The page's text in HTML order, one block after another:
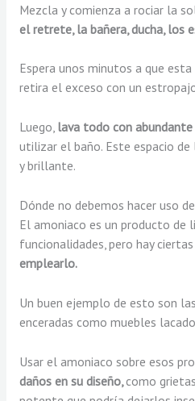
Mezcla y comienza a rociar la
el retrete, la bañera, ducha, los
Espera unos minutos a que
retira el exceso con un
Luego, lava todo con
utilizar el baño. Este espacio de
y brillante.
Dónde no debemos hacer uso
El amoniaco es un producto de
funcionalidades, pero hay
emplearlo.
Un buen ejemplo de esto son
enceradas como muebles
Usar el amoniaco sobre esos
daños en su diseño, como